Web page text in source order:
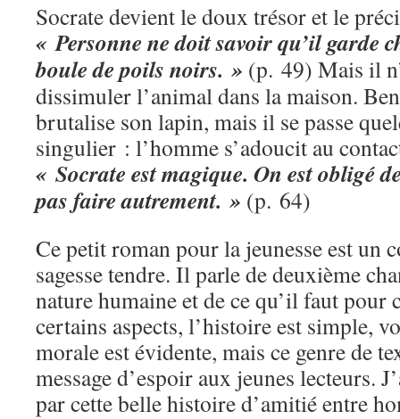
Socrate devient le doux trésor et le
« Personne ne doit savoir qu’il garde
boule de poils noirs. » (p. 49) Mais il
dissimuler l’animal dans la maison.
brutalise son lapin, mais il se passe
singulier : l’homme s’adoucit au
« Socrate est magique. On est obligé
pas faire autrement. » (p. 64)
Ce petit roman pour la jeunesse est un
sagesse tendre. Il parle de deuxième
nature humaine et de ce qu’il faut pour
certains aspects, l’histoire est simple,
morale est évidente, mais ce genre de
message d’espoir aux jeunes lecteurs.
par cette belle histoire d’amitié entre